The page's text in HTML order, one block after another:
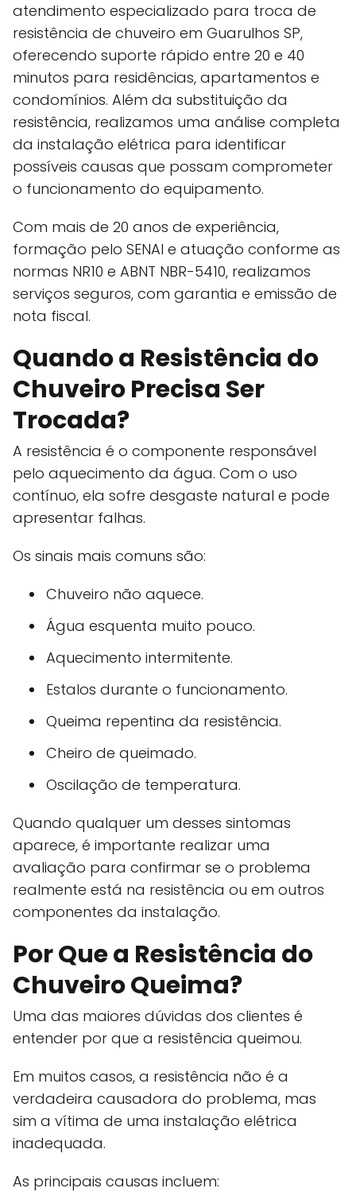
atendimento especializado para troca de
resistência de chuveiro em Guarulhos SP,
oferecendo suporte rápido entre 20 e 40
minutos para residências, apartamentos e
condomínios. Além da substituição da
resistência, realizamos uma análise completa
da instalação elétrica para identificar
possíveis causas que possam comprometer
o funcionamento do equipamento.
Com mais de 20 anos de experiência,
formação pelo SENAI e atuação conforme as
normas NR10 e ABNT NBR-5410, realizamos
serviços seguros, com garantia e emissão de
nota fiscal.
Quando a Resistência do
Chuveiro Precisa Ser
Trocada?
A resistência é o componente responsável
pelo aquecimento da água. Com o uso
contínuo, ela sofre desgaste natural e pode
apresentar falhas.
Os sinais mais comuns são:
Chuveiro não aquece.
Água esquenta muito pouco.
Aquecimento intermitente.
Estalos durante o funcionamento.
Queima repentina da resistência.
Cheiro de queimado.
Oscilação de temperatura.
Quando qualquer um desses sintomas
aparece, é importante realizar uma
avaliação para confirmar se o problema
realmente está na resistência ou em outros
componentes da instalação.
Por Que a Resistência do
Chuveiro Queima?
Uma das maiores dúvidas dos clientes é
entender por que a resistência queimou.
Em muitos casos, a resistência não é a
verdadeira causadora do problema, mas
sim a vítima de uma instalação elétrica
inadequada.
As principais causas incluem: